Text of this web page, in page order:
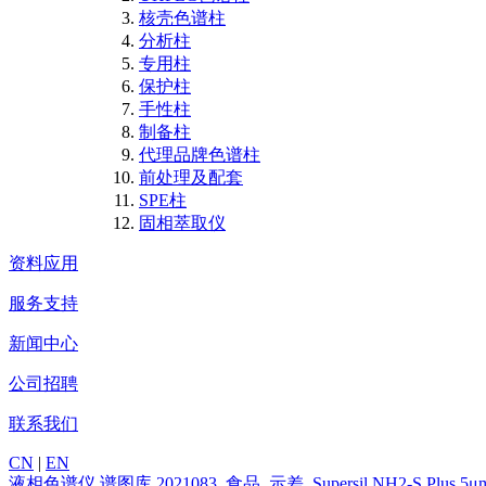
核壳色谱柱
分析柱
专用柱
保护柱
手性柱
制备柱
代理品牌色谱柱
前处理及配套
SPE柱
固相萃取仪
资料应用
服务支持
新闻中心
公司招聘
联系我们
CN | EN